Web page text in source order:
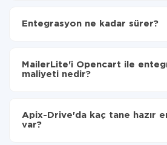
aktarılacağını seçin
Opencart'ye aktarılacaktır.
Entegrasyon ne kadar sürer?
olarak, 10-15 dakika sürer.
MailerLite'i Opencart ile
maliyeti nedir?
Hizmetimiz aracılığıyla yalnızca bir
diğerine aktarılan veri miktarı için
Apix-Drive'da kaç tane hazır
var?